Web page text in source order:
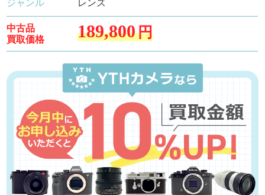
ジャンル レンズ
中古品
買取価格
189,800円